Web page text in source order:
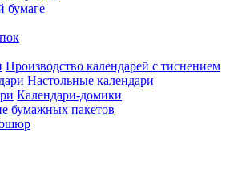
бумаге
Производство календарей с тиснением
Настольные календари
Календари-домики
бумажных пакетов